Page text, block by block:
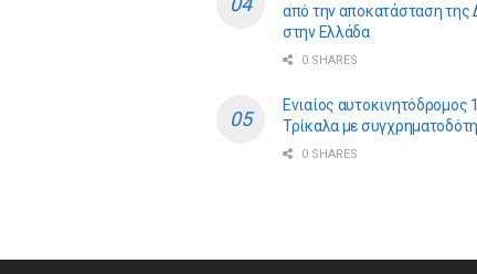
από την αποκατάσταση της
στην Ελλάδα
0 SHARES
Ενιαίος αυτοκινητόδρομος
Τρίκαλα με
0 SHARES